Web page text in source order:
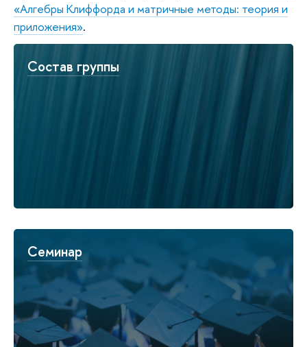
«Алгебры Клиффорда и матричные методы: теория и
приложения».
Состав группы
Семинар